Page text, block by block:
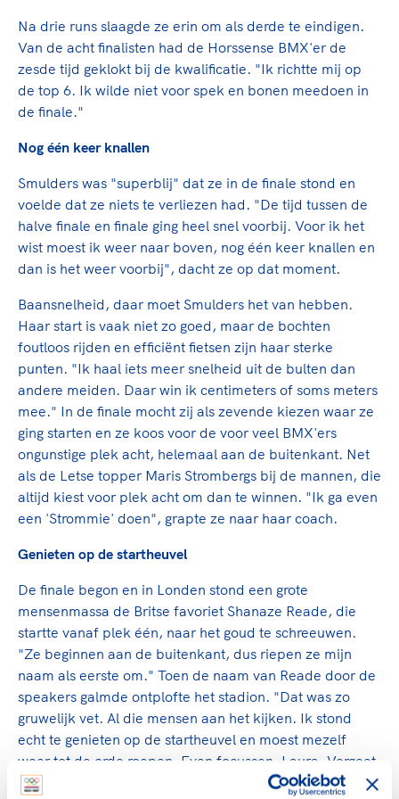
Na drie runs slaagde ze erin om als derde te eindigen.
Van de acht finalisten had de Horssense BMX'er de
zesde tijd geklokt bij de kwalificatie. "Ik richtte mij op
de top 6. Ik wilde niet voor spek en bonen meedoen in
de finale."
Nog één keer knallen
Smulders was "superblij" dat ze in de finale stond en
voelde dat ze niets te verliezen had. "De tijd tussen de
halve finale en finale ging heel snel voorbij. Voor ik het
wist moest ik weer naar boven, nog één keer knallen en
dan is het weer voorbij", dacht ze op dat moment.
Baansnelheid, daar moet Smulders het van hebben.
Haar start is vaak niet zo goed, maar de bochten
foutloos rijden en efficiënt fietsen zijn haar sterke
punten. "Ik haal iets meer snelheid uit de bulten dan
andere meiden. Daar win ik centimeters of soms meters
mee." In de finale mocht zij als zevende kiezen waar ze
ging starten en ze koos voor de voor veel BMX'ers
ongunstige plek acht, helemaal aan de buitenkant. Net
als de Letse topper Maris Strombergs bij de mannen, die
altijd kiest voor plek acht om dan te winnen. "Ik ga even
een 'Strommie' doen", grapte ze naar haar coach.
Genieten op de startheuvel
De finale begon en in Londen stond een grote
mensenmassa de Britse favoriet Shanaze Reade, die
startte vanaf plek één, naar het goud te schreeuwen.
"Ze beginnen aan de buitenkant, dus riepen ze mijn
naam als eerste om." Toen de naam van Reade door de
speakers galmde ontplofte het stadion. "Dat was zo
gruwelijk vet. Al die mensen aan het kijken. Ik stond
echt te genieten op de startheuvel en moest mezelf
weer tot de orde roepen. Even focussen, Laura. Vergeet
niet te fietsen."